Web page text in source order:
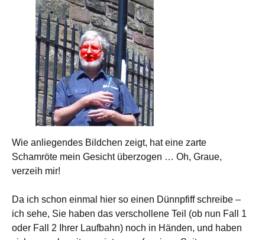
Wie anliegendes Bildchen zeigt, hat eine zarte
Schamröte mein Gesicht überzogen … Oh, Graue,
verzeih mir!
Da ich schon einmal hier so einen Dünnpfiff schreibe –
ich sehe, Sie haben das verschollene Teil (ob nun Fall 1
oder Fall 2 Ihrer Laufbahn) noch in Händen, und haben